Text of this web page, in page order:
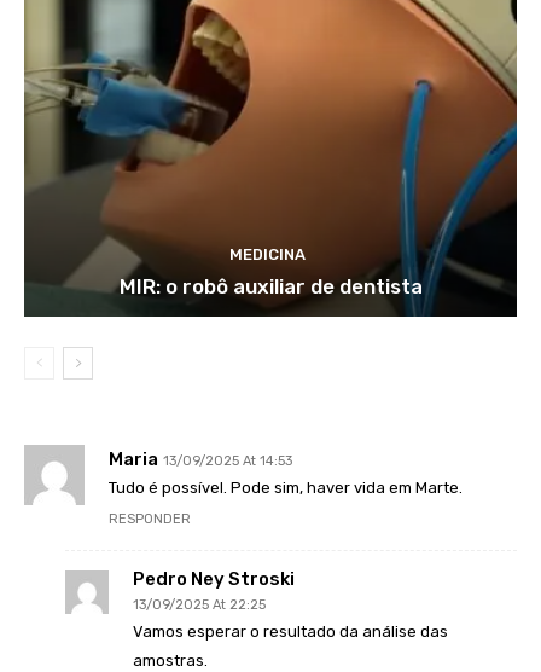
MEDICINA
MIR: o robô auxiliar de dentista
Maria 13/09/2025 At 14:53
Tudo é possível. Pode sim, haver vida em Marte.
RESPONDER
Pedro Ney Stroski
13/09/2025 At 22:25
Vamos esperar o resultado da análise das
amostras.